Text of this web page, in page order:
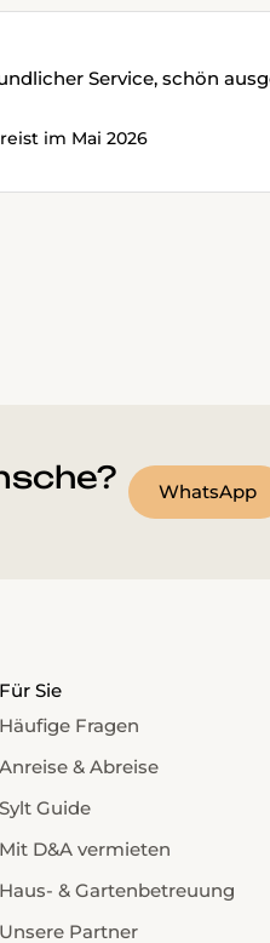
Service, schön
im Mai 2026
WhatsApp
Für Sie
Häufige Fragen
Anreise & Abreise
Sylt Guide
Mit D&A vermieten
Haus- & Gartenbetreuung
Unsere Partner